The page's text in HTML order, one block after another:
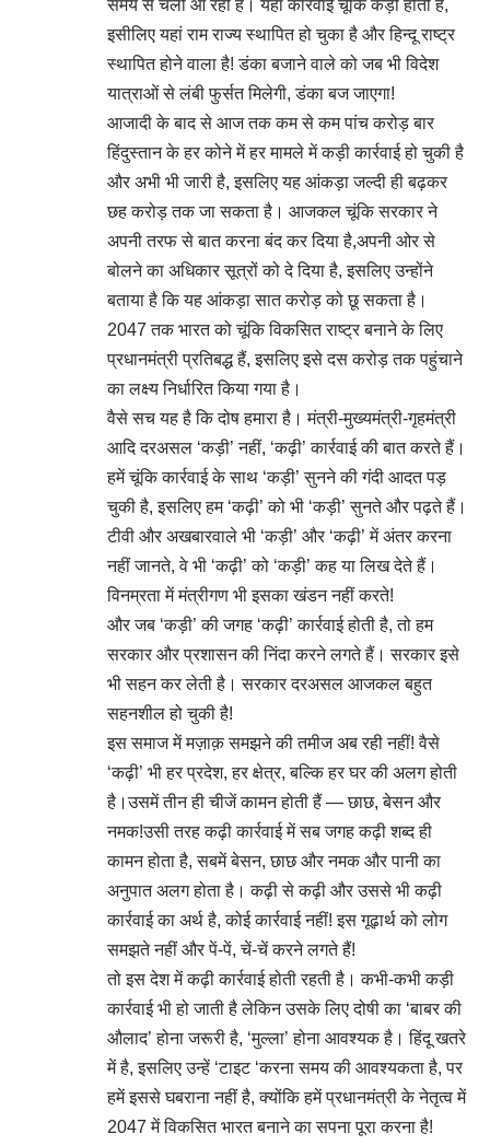
समय से चली आ रही है। यहां कार्रवाई चूंकि कड़ी होती है,
इसीलिए यहां राम राज्य स्थापित हो चुका है और हिन्दू राष्ट्र
स्थापित होने वाला है! डंका बजाने वाले को जब भी विदेश
यात्राओं से लंबी फुर्सत मिलेगी, डंका बज जाएगा!
आजादी के बाद से आज तक कम से कम पांच करोड़ बार
हिंदुस्तान के हर कोने में हर मामले में कड़ी कार्रवाई हो चुकी है
और अभी भी जारी है, इसलिए यह आंकड़ा जल्दी ही बढ़कर
छह करोड़ तक जा सकता है। आजकल चूंकि सरकार ने
अपनी तरफ से बात करना बंद कर दिया है,अपनी ओर से
बोलने का अधिकार सूत्रों को दे दिया है, इसलिए उन्होंने
बताया है कि यह आंकड़ा सात करोड़ को छू सकता है।
2047 तक भारत को चूंकि विकसित राष्ट्र बनाने के लिए
प्रधानमंत्री प्रतिबद्ध हैं, इसलिए इसे दस करोड़ तक पहुंचाने
का लक्ष्य निर्धारित किया गया है।
वैसे सच यह है कि दोष हमारा है। मंत्री-मुख्यमंत्री-गृहमंत्री
आदि दरअसल ‘कड़ी’ नहीं, ‘कढ़ी’ कार्रवाई की बात करते हैं।
हमें चूंकि कार्रवाई के साथ ‘कड़ी’ सुनने की गंदी आदत पड़
चुकी है, इसलिए हम ‘कढ़ी’ को भी ‘कड़ी’ सुनते और पढ़ते हैं।
टीवी और अखबारवाले भी ‘कड़ी’ और ‘कढ़ी’ में अंतर करना
नहीं जानते, वे भी ‘कढ़ी’ को ‘कड़ी’ कह या लिख देते हैं।
विनम्रता में मंत्रीगण भी इसका खंडन नहीं करते!
और जब ‘कड़ी’ की जगह ‘कढ़ी’ कार्रवाई होती है, तो हम
सरकार और प्रशासन की निंदा करने लगते हैं। सरकार इसे
भी सहन कर लेती है। सरकार दरअसल आजकल बहुत
सहनशील हो चुकी है!
इस समाज में मज़ाक़ समझने की तमीज अब रही नहीं! वैसे
‘कढ़ी’ भी हर प्रदेश, हर क्षेत्र, बल्कि हर घर की अलग होती
है।उसमें तीन ही चीजें कामन होती हैं — छाछ, बेसन और
नमक!उसी तरह कढ़ी कार्रवाई में सब जगह कढ़ी शब्द ही
कामन होता है, सबमें बेसन, छाछ और नमक और पानी का
अनुपात अलग होता है। कढ़ी से कढ़ी और उससे भी कढ़ी
कार्रवाई का अर्थ है, कोई कार्रवाई नहीं! इस गूढ़ार्थ को लोग
समझते नहीं और पें-पें, चें-चें करने लगते हैं!
तो इस देश में कढ़ी कार्रवाई होती रहती है। कभी-कभी कड़ी
कार्रवाई भी हो जाती है लेकिन उसके लिए दोषी का ‘बाबर की
औलाद’ होना जरूरी है, ‘मुल्ला’ होना आवश्यक है। हिंदू खतरे
में है, इसलिए उन्हें ‘टाइट ‘करना समय की आवश्यकता है, पर
हमें इससे घबराना नहीं है, क्योंकि हमें प्रधानमंत्री के नेतृत्व में
2047 में विकसित भारत बनाने का सपना पूरा करना है!